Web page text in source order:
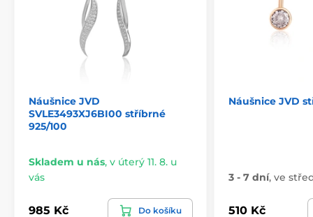
Náušnice JVD
SVLE3493XJ6BI00 stříbrné
925/100
Skladem u nás, v úterý 11. 8. u
vás
985 Kč Do košíku
Náušnice JVD
3 - 7 dní, ve
510 Kč